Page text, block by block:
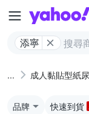
添寧
成人黏貼型紙
品牌 快速到貨